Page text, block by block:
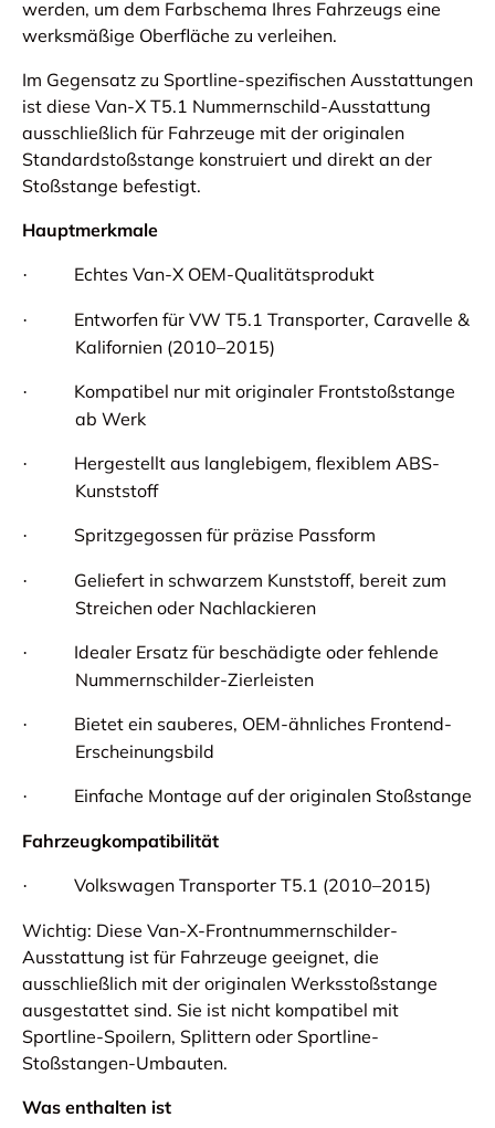
werden, um dem Farbschema Ihres Fahrzeugs eine
werksmäßige Oberfläche zu verleihen.
Im Gegensatz zu Sportline-spezifischen Ausstattungen
ist diese Van-X T5.1 Nummernschild-Ausstattung
ausschließlich für Fahrzeuge mit der originalen
Standardstoßstange konstruiert und direkt an der
Stoßstange befestigt.
Hauptmerkmale
· Echtes Van-X OEM-Qualitätsprodukt
·
Entworfen für VW T5.1 Transporter, Caravelle &
Kalifornien (2010–2015)
·
Kompatibel nur mit originaler Frontstoßstange
ab Werk
·
Hergestellt aus langlebigem, flexiblem ABS-
Kunststoff
· Spritzgegossen für präzise Passform
·
Geliefert in schwarzem Kunststoff, bereit zum
Streichen oder Nachlackieren
·
Idealer Ersatz für beschädigte oder fehlende
Nummernschilder-Zierleisten
·
Bietet ein sauberes, OEM-ähnliches Frontend-
Erscheinungsbild
· Einfache Montage auf der originalen Stoßstange
Fahrzeugkompatibilität
· Volkswagen Transporter T5.1 (2010–2015)
Wichtig: Diese Van-X-Frontnummernschilder-
Ausstattung ist für Fahrzeuge geeignet, die
ausschließlich mit der originalen Werksstoßstange
ausgestattet sind. Sie ist nicht kompatibel mit
Sportline-Spoilern, Splittern oder Sportline-
Stoßstangen-Umbauten.
Was enthalten ist